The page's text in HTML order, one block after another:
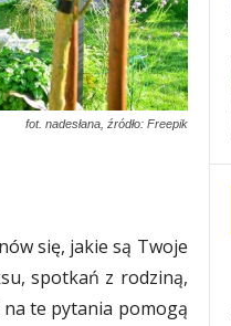
fot. nadesłana, źródło: Freepik
się, jakie są Twoje
spotkań z rodziną,
na te pytania pomogą